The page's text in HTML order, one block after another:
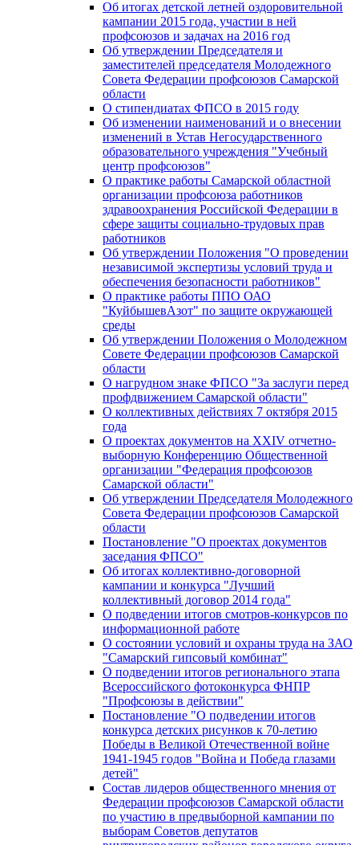
Об итогах детской летней оздоровительной
кампании 2015 года, участии в ней
профсоюзов и задачах на 2016 год
Об утверждении Председателя и
заместителей председателя Молодежного
Совета Федерации профсоюзов Самарской
области
О стипендиатах ФПСО в 2015 году
Об изменении наименований и о внесении
изменений в Устав Негосударственного
образовательного учреждения "Учебный
центр профсоюзов"
О практике работы Самарской областной
организации профсоюза работников
здравоохранения Российской Федерации в
сфере защиты социально-трудовых прав
работников
Об утверждении Положения "О проведении
независимой экспертизы условий труда и
обеспечения безопасности работников"
О практике работы ППО ОАО
"КуйбышевАзот" по защите окружающей
среды
Об утверждении Положения о Молодежном
Совете Федерации профсоюзов Самарской
области
О нагрудном знаке ФПСО "За заслуги перед
профдвижением Самарской области"
О коллективных действиях 7 октября 2015
года
О проектах документов на XXIV отчетно-
выборную Конференцию Общественной
организации "Федерация профсоюзов
Самарской области"
Об утверждении Председателя Молодежного
Совета Федерации профсоюзов Самарской
области
Постановление "О проектах документов
заседания ФПСО"
Об итогах коллективно-договорной
кампании и конкурса "Лучший
коллективный договор 2014 года"
О подведении итогов смотров-конкурсов по
информационной работе
О состоянии условий и охраны труда на ЗАО
"Самарский гипсовый комбинат"
О подведении итогов регионального этапа
Всероссийского фотоконкурса ФНПР
"Профсоюзы в действии"
Постановление "О подведении итогов
конкурса детских рисунков к 70-летию
Победы в Великой Отечественной войне
1941-1945 годов "Война и Победа глазами
детей"
Состав лидеров общественного мнения от
Федерации профсоюзов Самарской области
по участию в предвыборной кампании по
выборам Советов депутатов